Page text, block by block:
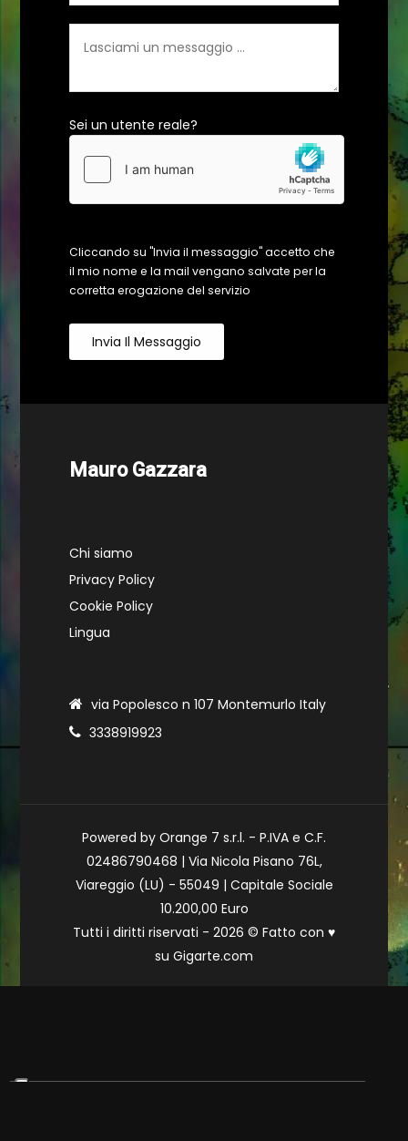
Sei un utente reale?
Cliccando su "Invia il messaggio" accetto che
il mio nome e la mail vengano salvate per la
corretta erogazione del servizio
Invia Il Messaggio
Mauro Gazzara
Chi siamo
Privacy Policy
Cookie Policy
Lingua
via Popolesco n 107 Montemurlo Italy
3338919923
Powered by Orange 7 s.r.l. - P.IVA e C.F.
02486790468 | Via Nicola Pisano 76L,
Viareggio (LU) - 55049 | Capitale Sociale
10.200,00 Euro
Tutti i diritti riservati - 2026 © Fatto con ♥
su Gigarte.com